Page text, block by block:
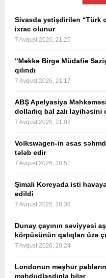
Sivasda yetişdirilən “Türk
ixrac olunur
7 Avqust 2026, 21:25
“Məkkə Birgə Müdafiə
qılındı
7 Avqust 2026, 21:17
ABŞ Apelyasiya
dollarlıq bal zalı layihəsini
7 Avqust 2026, 21:02
Volkswagen-in əsas
tələb edir
7 Avqust 2026, 20:51
Şimali Koreyada isti
edildi
7 Avqust 2026, 20:36
Dunay çayının səviyyəsi
körpüsünün qalıqları üzə
7 Avqust 2026, 20:24
Londonun məşhur
məhdudlaşdırıla bilər